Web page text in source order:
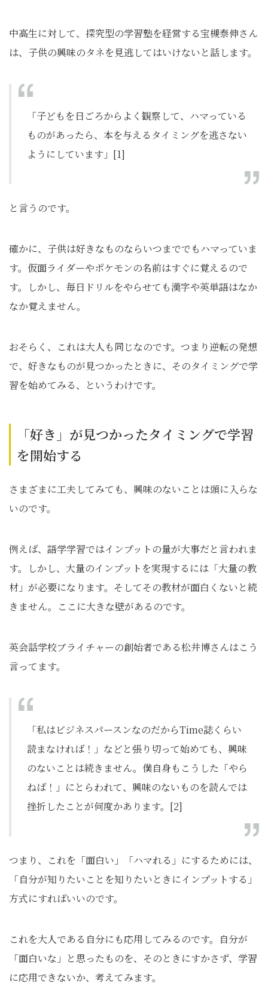
中高生に対して、探究型の学習塾を経営する宝槻泰伸さん
は、子供の興味のタネを見逃してはいけないと話します。
「子どもを日ごろからよく観察して、ハマっている
ものがあったら、本を与えるタイミングを逃さない
ようにしています」[1]
と言うのです。
確かに、子供は好きなものならいつまででもハマっていま
す。仮面ライダーやポケモンの名前はすぐに覚えるので
す。しかし、毎日ドリルをやらせても漢字や英単語はなか
なか覚えません。
おそらく、これは大人も同じなのです。つまり逆転の発想
で、好きなものが見つかったときに、そのタイミングで学
習を始めてみる、というわけです。
「好き」が見つかったタイミングで学習
を開始する
さまざまに工夫してみても、興味のないことは頭に入らな
いのです。
例えば、語学学習ではインプットの量が大事だと言われま
す。しかし、大量のインプットを実現するには「大量の教
材」が必要になります。そしてその教材が面白くないと続
きません。ここに大きな壁があるのです。
英会話学校ブライチャーの創始者である松井博さんはこう
言ってます。
「私はビジネスパースンなのだからTime誌くらい
読まなければ！」などと張り切って始めても、興味
のないことは続きません。僕自身もこうした「やら
ねば！」にとらわれて、興味のないものを読んでは
挫折したことが何度かあります。[2]
つまり、これを「面白い」「ハマれる」にするためには、
「自分が知りたいことを知りたいときにインプットする」
方式にすればいいのです。
これを大人である自分にも応用してみるのです。自分が
「面白いな」と思ったものを、そのときにすかさず、学習
に応用できないか、考えてみます。